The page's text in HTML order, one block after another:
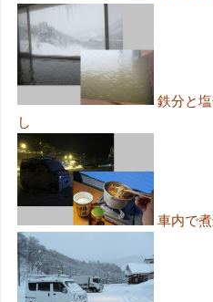
鉄分と
し
車内で